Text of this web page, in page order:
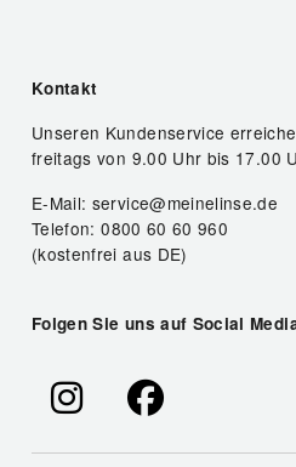
Kontakt
Unseren Kundenservice
freitags von 9.00 Uhr bis 17.00
E-Mail: service@meinelinse.de
Telefon: 0800 60 60 960
(kostenfrei aus DE)
Folgen Sie uns auf Social